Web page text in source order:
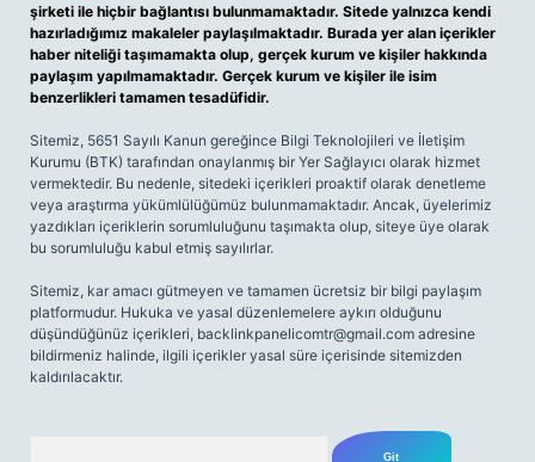
şirketi ile hiçbir bağlantısı bulunmamaktadır. Sitede yalnızca kendi
hazırladığımız makaleler paylaşılmaktadır. Burada yer alan içerikler
haber niteliği taşımamakta olup, gerçek kurum ve kişiler hakkında
paylaşım yapılmamaktadır. Gerçek kurum ve kişiler ile isim
benzerlikleri tamamen tesadüfidir.
Sitemiz, 5651 Sayılı Kanun gereğince Bilgi Teknolojileri ve İletişim
Kurumu (BTK) tarafından onaylanmış bir Yer Sağlayıcı olarak hizmet
vermektedir. Bu nedenle, sitedeki içerikleri proaktif olarak denetleme
veya araştırma yükümlülüğümüz bulunmamaktadır. Ancak, üyelerimiz
yazdıkları içeriklerin sorumluluğunu taşımakta olup, siteye üye olarak
bu sorumluluğu kabul etmiş sayılırlar.
Sitemiz, kar amacı gütmeyen ve tamamen ücretsiz bir bilgi paylaşım
platformudur. Hukuka ve yasal düzenlemelere aykırı olduğunu
düşündüğünüz içerikleri, backlinkpanelicomtr@gmail.com adresine
bildirmeniz halinde, ilgili içerikler yasal süre içerisinde sitemizden
kaldırılacaktır.